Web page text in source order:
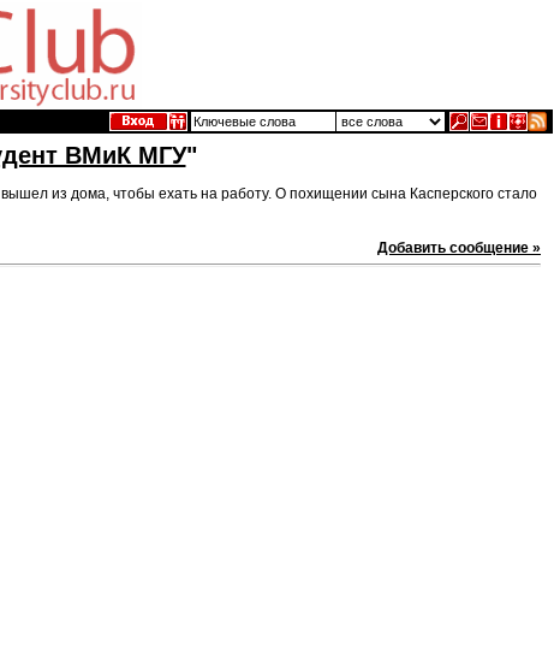
ВМиК МГУ"
из дома, чтобы ехать на работу. О похищении сына Касперского стало
Добавить сообщение »